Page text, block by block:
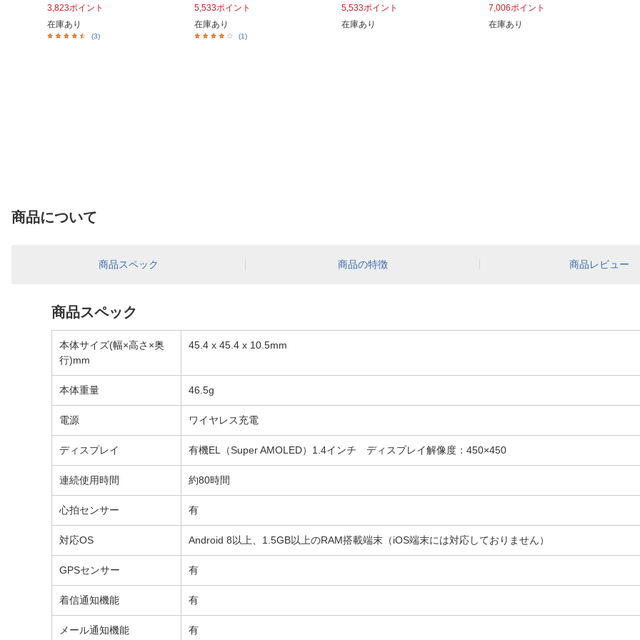
3,823ポイント
在庫あり
(3)
5,533ポイント
在庫あり
(1)
5,533ポイント
在庫あり
7,006ポイント
在庫あり
商品について
商品スペック 商品の特徴 商品レビュー
商品スペック
本体サイズ(幅×高さ×奥
行)mm
45.4 x 45.4 x 10.5mm
本体重量 46.5g
電源 ワイヤレス充電
ディスプレイ 有機EL（Super AMOLED）1.4インチ ディスプレイ解像度：450×450
連続使用時間 約80時間
心拍センサー 有
対応OS Android 8以上、1.5GB以上のRAM搭載端末（iOS端末には対応しておりません）
GPSセンサー 有
着信通知機能 有
メール通知機能 有